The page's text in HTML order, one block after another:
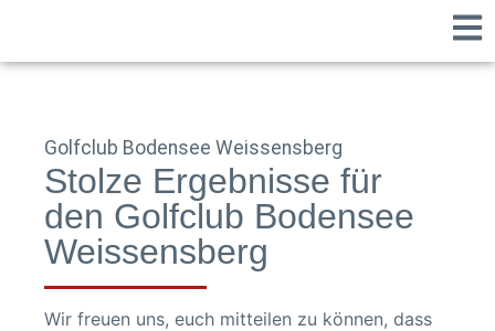
Golfclub Bodensee Weissensberg
Stolze Ergebnisse für
den Golfclub Bodensee
Weissensberg
Wir freuen uns, euch mitteilen zu können, dass